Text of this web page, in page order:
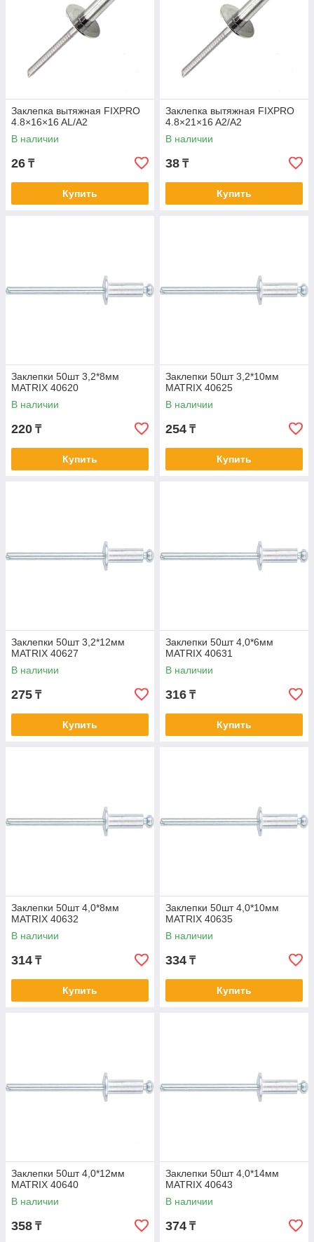
Заклепка вытяжная FIXPRO
4.8×16×16 AL/A2
В наличии
26 ₸
Купить
Заклепка вытяжная FIXPRO
4.8×21×16 A2/A2
В наличии
38 ₸
Купить
Заклепки 50шт 3,2*8мм
MATRIX 40620
В наличии
220 ₸
Купить
Заклепки 50шт 3,2*10мм
MATRIX 40625
В наличии
254 ₸
Купить
Заклепки 50шт 3,2*12мм
MATRIX 40627
В наличии
275 ₸
Купить
Заклепки 50шт 4,0*6мм
MATRIX 40631
В наличии
316 ₸
Купить
Заклепки 50шт 4,0*8мм
MATRIX 40632
В наличии
314 ₸
Купить
Заклепки 50шт 4,0*10мм
MATRIX 40635
В наличии
334 ₸
Купить
Заклепки 50шт 4,0*12мм
MATRIX 40640
В наличии
358 ₸
Заклепки 50шт 4,0*14мм
MATRIX 40643
В наличии
374 ₸